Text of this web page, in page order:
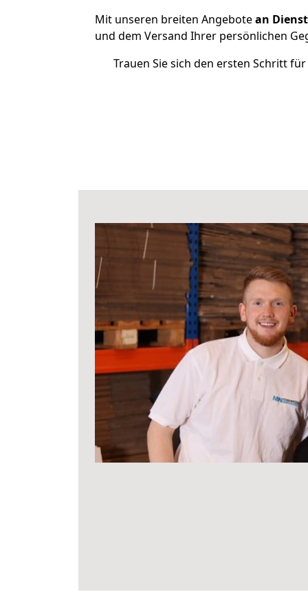
Mit unseren breiten Angebotean
und dem Versand Ihrer persönlichen
Trauen Sie sich den ersten Schritt